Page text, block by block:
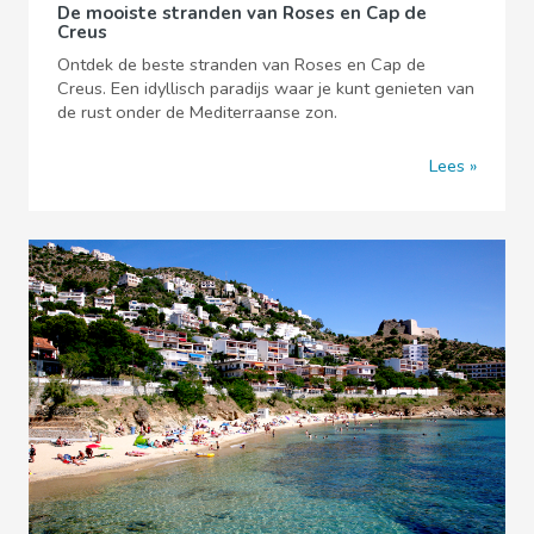
De mooiste stranden van Roses en Cap de
Creus
Ontdek de beste stranden van Roses en Cap de
Creus. Een idyllisch paradijs waar je kunt genieten van
de rust onder de Mediterraanse zon.
Lees